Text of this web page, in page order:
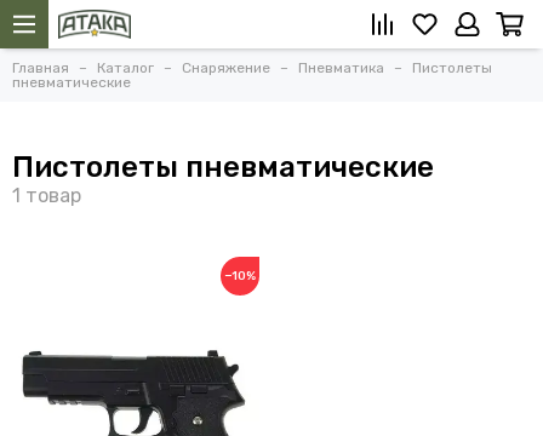
Главная Каталог Снаряжение Пневматика
Пистолеты
пневматические
Пистолеты пневматические
−10%